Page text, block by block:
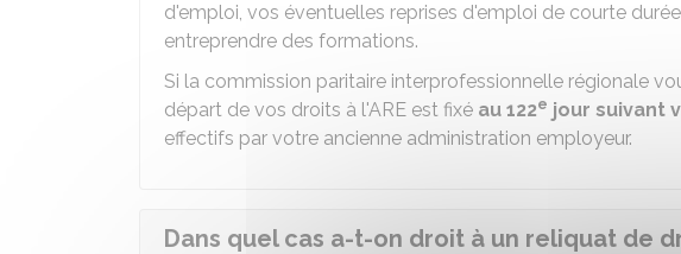
d'emploi, vos éventuelles reprises d'emploi de courte
entreprendre des formations.
Si la commission paritaire interprofessionnelle régionale
départ de vos droits à l'ARE est fixé au 122e jour suivant
effectifs par votre ancienne administration employeur.
Dans quel cas a-t-on droit à un reliquat de